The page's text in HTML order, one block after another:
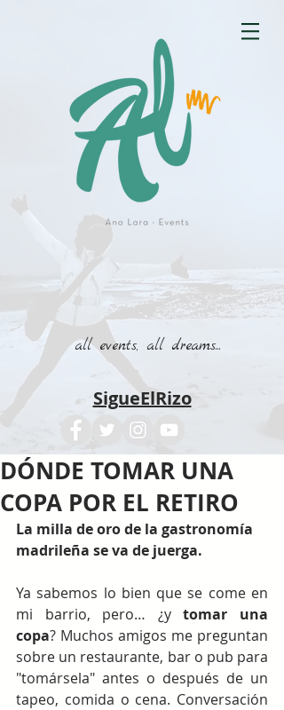
all events, all dreams...
SigueElRizo
DÓNDE TOMAR UNA
COPA POR EL RETIRO
La milla de oro de la gastronomía
madrileña se va de juerga.
Ya sabemos lo bien que se come en
mi barrio, pero… ¿y tomar una
copa? Muchos amigos me preguntan
sobre un restaurante, bar o pub para
"tomársela" antes o después de un
tapeo, comida o cena. Conversación